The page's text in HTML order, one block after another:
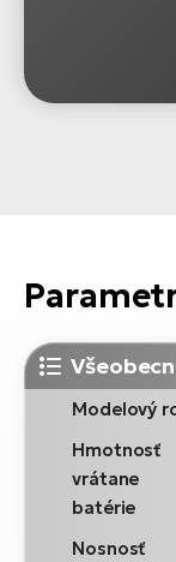
Modelový
Hmotnosť
vrátane
batérie
Nosnosť